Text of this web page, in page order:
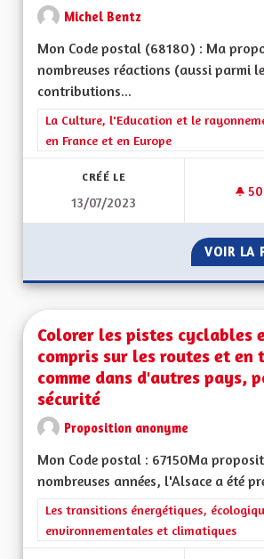
Michel Bentz
Mon Code postal (68180) : Ma
nombreuses réactions (aussi parmi
contributions...
Filtrer les résultats de la catégorie :
La Culture, l'Education et le
en France et en Europe
CRÉÉ LE
13/07/2023
50
VOIR LA
Colorer les pistes cyclables
compris sur les routes et en
comme dans d'autres pays,
sécurité
Proposition anonyme
Mon Code postal : 67150Ma
nombreuses années, l'Alsace a été
Filtrer les résultats de la catégorie :
Les transitions énergétiques,
environnementales et climatiques